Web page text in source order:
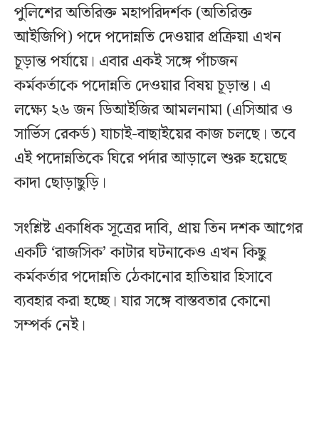
পুলিশের অতিরিক্ত মহাপরিদর্শক (অতিরিক্ত
আইজিপি) পদে পদোন্নতি দেওয়ার প্রক্রিয়া এখন
চূড়ান্ত পর্যায়ে। এবার একই সঙ্গে পাঁচজন
কর্মকর্তাকে পদোন্নতি দেওয়ার বিষয় চূড়ান্ত। এ
লক্ষ্যে ২৬ জন ডিআইজির আমলনামা (এসিআর ও
সার্ভিস রেকর্ড) যাচাই-বাছাইয়ের কাজ চলছে। তবে
এই পদোন্নতিকে ঘিরে পর্দার আড়ালে শুরু হয়েছে
কাদা ছোড়াছুড়ি।
সংশ্লিষ্ট একাধিক সূত্রের দাবি, প্রায় তিন দশক আগের
একটি ‘রাজসিক’ কাটার ঘটনাকেও এখন কিছু
কর্মকর্তার পদোন্নতি ঠেকানোর হাতিয়ার হিসাবে
ব্যবহার করা হচ্ছে। যার সঙ্গে বাস্তবতার কোনো
সম্পর্ক নেই।